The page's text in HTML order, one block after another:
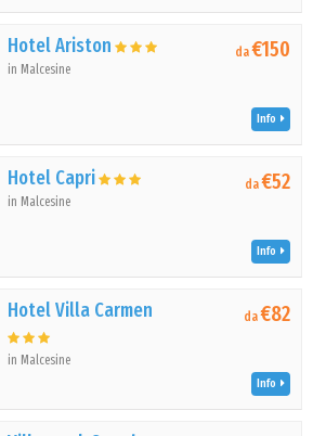
Hotel Ariston
in Malcesine
da€150
Info
Hotel Capri
in Malcesine
da€52
Info
Hotel Villa Carmen
in Malcesine
da€82
Info